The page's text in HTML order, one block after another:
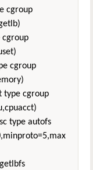
cgroup
cgroup
cgroup
type cgroup
type autofs